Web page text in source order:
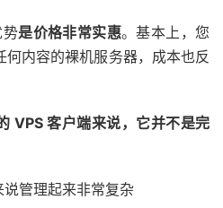
势是价格非常实惠。基本上，您
内容的裸机服务器，成本也反
VPS 客户端来说，它并不是完
管理起来非常复杂